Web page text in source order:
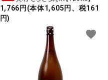
1,766円(本体1,605円、税161
円)
favorite